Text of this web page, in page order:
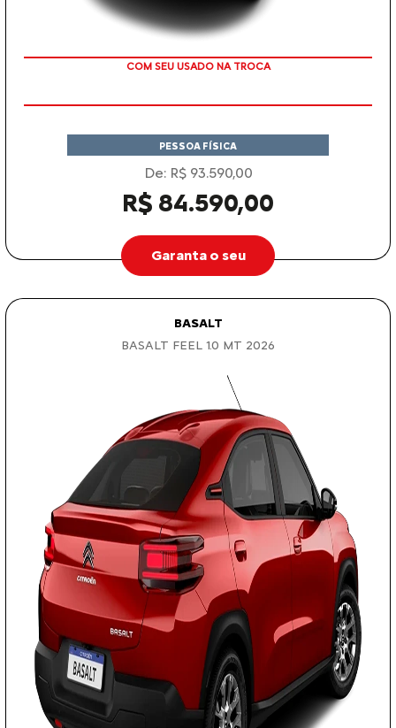
TAXA 0 %
PESSOA FÍSICA
De: R$ 93.590,00
R$ 84.590,00
Garanta o seu
BASALT
BASALT FEEL 1.0 MT 2026